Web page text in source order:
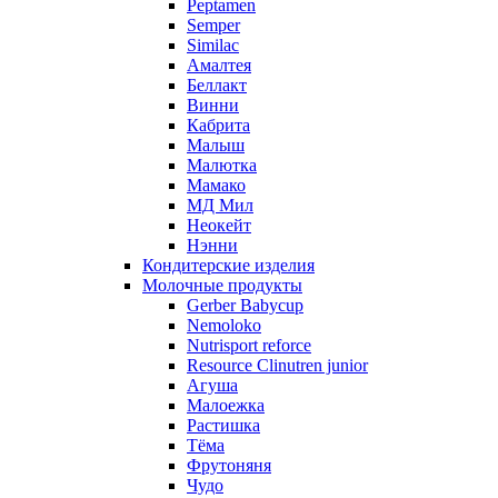
Peptamen
Semper
Similac
Амалтея
Беллакт
Винни
Кабрита
Малыш
Малютка
Мамако
МД Мил
Неокейт
Нэнни
Кондитерские изделия
Молочные продукты
Gerber Babycup
Nemoloko
Nutrisport reforce
Resource Clinutren junior
Агуша
Малоежка
Растишка
Тёма
Фрутоняня
Чудо